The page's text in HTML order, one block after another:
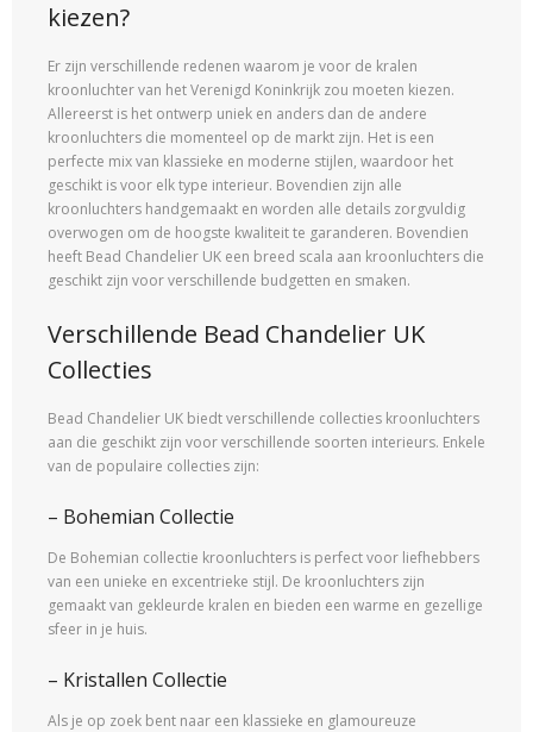
kiezen?
Er zijn verschillende redenen waarom je voor de kralen
kroonluchter van het Verenigd Koninkrijk zou moeten kiezen.
Allereerst is het ontwerp uniek en anders dan de andere
kroonluchters die momenteel op de markt zijn. Het is een
perfecte mix van klassieke en moderne stijlen, waardoor het
geschikt is voor elk type interieur. Bovendien zijn alle
kroonluchters handgemaakt en worden alle details zorgvuldig
overwogen om de hoogste kwaliteit te garanderen. Bovendien
heeft Bead Chandelier UK een breed scala aan kroonluchters die
geschikt zijn voor verschillende budgetten en smaken.
Verschillende Bead Chandelier UK
Collecties
Bead Chandelier UK biedt verschillende collecties kroonluchters
aan die geschikt zijn voor verschillende soorten interieurs. Enkele
van de populaire collecties zijn:
– Bohemian Collectie
De Bohemian collectie kroonluchters is perfect voor liefhebbers
van een unieke en excentrieke stijl. De kroonluchters zijn
gemaakt van gekleurde kralen en bieden een warme en gezellige
sfeer in je huis.
– Kristallen Collectie
Als je op zoek bent naar een klassieke en glamoureuze